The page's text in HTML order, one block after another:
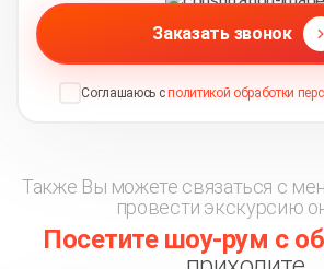
Заказать звонок
Соглашаюсь с политикой обработки
Также Вы можете связаться с
провести экскурсию
Посетите шоу-рум с